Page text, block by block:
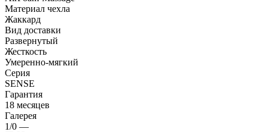
Материал чехла
Жаккард
Вид доставки
Развернутый
Жесткость
Умеренно-мягкий
Серия
SENSE
Гарантия
18 месяцев
Галерея
1/0 —